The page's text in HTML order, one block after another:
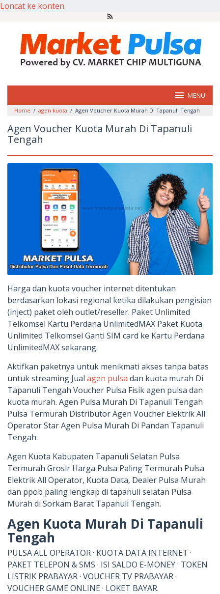
Loncat ke konten
MENU
Home / agen kuota / Agen Voucher Kuota Murah Di Tapanuli Tengah
Agen Voucher Kuota Murah Di Tapanuli
Tengah
Harga dan kuota voucher internet ditentukan
berdasarkan lokasi regional ketika dilakukan pengisian
(inject) paket oleh outlet/reseller. Paket Unlimited
Telkomsel Kartu Perdana UnlimitedMAX Paket Kuota
Unlimited Telkomsel Ganti SIM card ke Kartu Perdana
UnlimitedMAX sekarang.
Aktifkan paketnya untuk menikmati akses tanpa batas
untuk streaming Jual agen pulsa dan kuota murah Di
Tapanuli Tengah Voucher Pulsa Fisik agen pulsa dan
kuota murah. Agen Pulsa Murah Di Tapanuli Tengah
Pulsa Termurah Distributor Agen Voucher Elektrik All
Operator Star Agen Pulsa Murah Di Pandan Tapanuli
Tengah.
Agen Kuota Kabupaten Tapanuli Selatan Pulsa
Termurah Grosir Harga Pulsa Paling Termurah Pulsa
Elektrik All Operator, Kuota Data, Dealer Pulsa Murah
dan ppob paling lengkap di tapanuli selatan Pulsa
Murah di Sorkam Barat Tapanuli Tengah.
Agen Kuota Murah Di Tapanuli
Tengah
PULSA ALL OPERATOR · KUOTA DATA INTERNET ·
PAKET TELEPON & SMS · ISI SALDO E-MONEY · TOKEN
LISTRIK PRABAYAR · VOUCHER TV PRABAYAR ·
VOUCHER GAME ONLINE · LOKET BAYAR.